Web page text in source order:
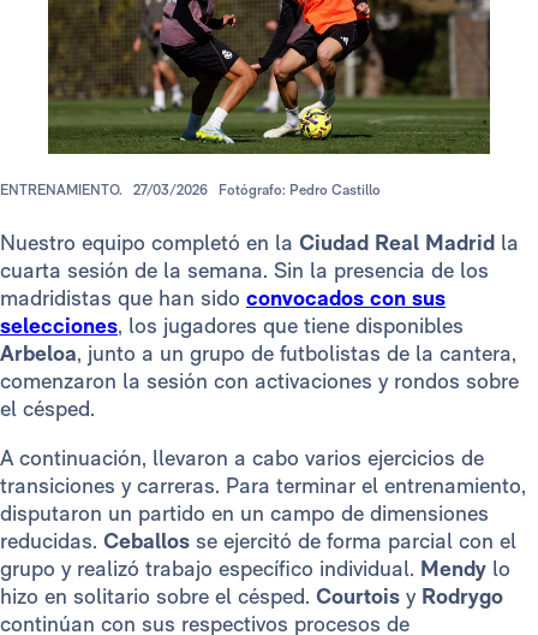
ENTRENAMIENTO. 27/03/2026 Fotógrafo: Pedro Castillo
Nuestro equipo completó en la Ciudad Real Madrid la
cuarta sesión de la semana. Sin la presencia de los
madridistas que han sido convocados con sus
selecciones, los jugadores que tiene disponibles
Arbeloa, junto a un grupo de futbolistas de la cantera,
comenzaron la sesión con activaciones y rondos sobre
el césped.
A continuación, llevaron a cabo varios ejercicios de
transiciones y carreras. Para terminar el entrenamiento,
disputaron un partido en un campo de dimensiones
reducidas. Ceballos se ejercitó de forma parcial con el
grupo y realizó trabajo específico individual. Mendy lo
hizo en solitario sobre el césped. Courtois y Rodrygo
continúan con sus respectivos procesos de